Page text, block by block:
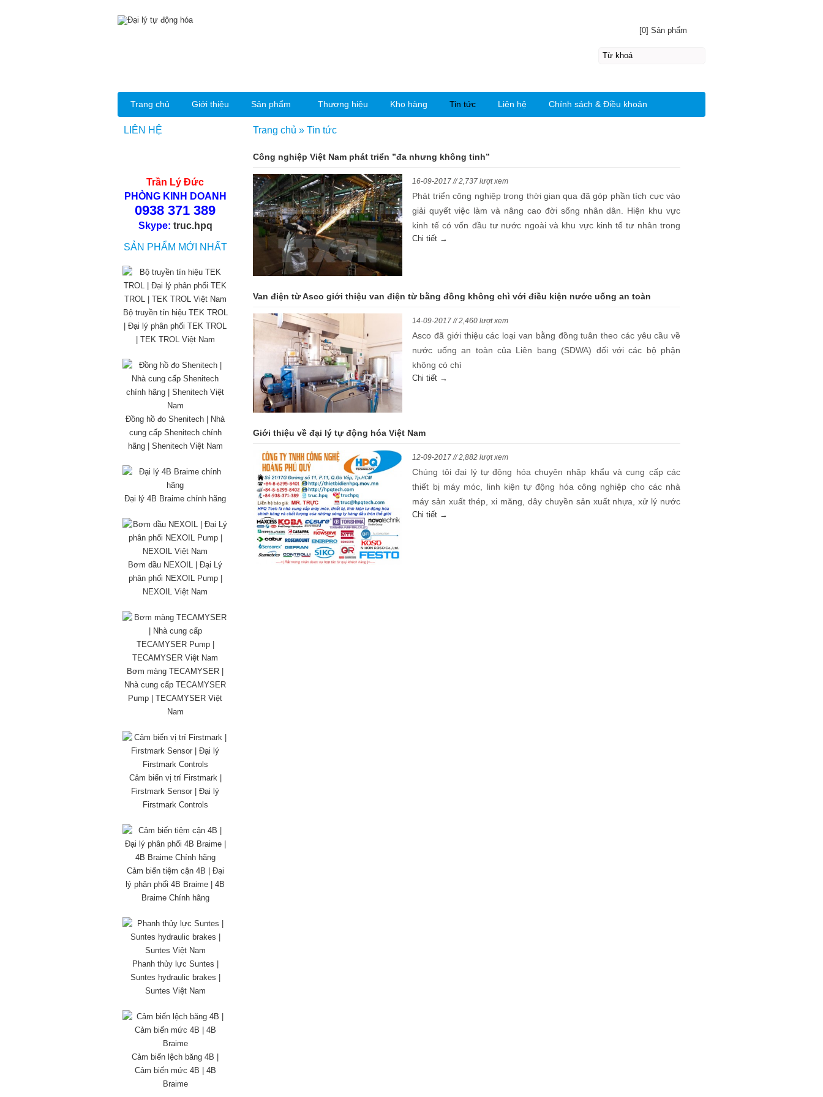
Công nghiệp Việt Nam phát triển ”đa nhưng không tinh”
16-09-2017 // 2,737 lượt xem
Phát triển công nghiệp trong thời gian qua đã góp phần tích cực vào
giải quyết việc làm và nâng cao đời sống nhân dân. Hiện khu vực
kinh tế có vốn đầu tư nước ngoài và khu vực kinh tế tư nhân trong
nước có đóng góp đầu tư ngày càng lớn cho đất nước.
Chi tiết →
Van điện từ Asco giới thiệu van điện từ bằng đồng không chì với điều kiện nước uống an toàn
14-09-2017 // 2,460 lượt xem
Asco đã giới thiệu các loại van bằng đồng tuân theo các yêu cầu về
nước uống an toàn của Liên bang (SDWA) đối với các bộ phận
không có chì
Chi tiết →
Giới thiệu về đại lý tự động hóa Việt Nam
12-09-2017 // 2,882 lượt xem
Chúng tôi đại lý tự động hóa chuyên nhập khẩu và cung cấp các
thiết bị máy móc, linh kiện tự động hóa công nghiệp cho các nhà
máy sản xuất thép, xi măng, dây chuyền sản xuất nhựa, xử lý nước
thải, chế biến thực phẩm đóng hộp, bao bì đóng gói và dây chuyền
Chi tiết →
Trang chủ »Tin tức
LIÊN HỆ
Trần Lý Đức
PHÒNG KINH DOANH
0938 371 389
Skype: truc.hpq
SẢN PHẨM MỚI NHẤT
Bộ truyền tín hiệu TEK TROL
| Đại lý phân phối TEK TROL
| TEK TROL Việt Nam
Đồng hồ đo Shenitech | Nhà
cung cấp Shenitech chính
hãng | Shenitech Việt Nam
Đại lý 4B Braime chính hãng
Bơm dầu NEXOIL | Đại Lý
phân phối NEXOIL Pump |
NEXOIL Việt Nam
Bơm màng TECAMYSER |
Nhà cung cấp TECAMYSER
Pump | TECAMYSER Việt
Nam
Cảm biến vị trí Firstmark |
Firstmark Sensor | Đại lý
Firstmark Controls
Cảm biến tiệm cận 4B | Đại
lý phân phối 4B Braime | 4B
Braime Chính hãng
Phanh thủy lực Suntes |
Suntes hydraulic brakes |
Suntes Việt Nam
Cảm biến lệch băng 4B |
Cảm biến mức 4B | 4B
Braime
[0] Sản phẩm
Trang chủ Giới thiệu Sản phẩm Thương hiệu Kho hàng Tin tức Liên hệ Chính sách & Điều khoản